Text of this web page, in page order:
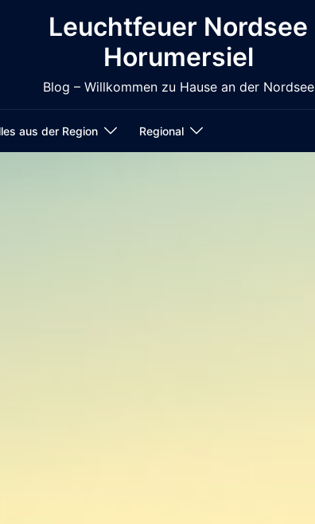
Leuchtfeuer Nordsee
Horumersiel
Blog – Willkommen zu Hause an der Nordsee
aus der Region Regional